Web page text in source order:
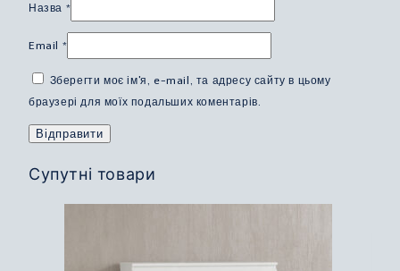
Назва *
Email *
Зберегти моє ім'я, e-mail, та адресу сайту в цьому
браузері для моїх подальших коментарів.
Супутні товари